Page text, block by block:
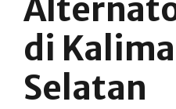
di
Selatan